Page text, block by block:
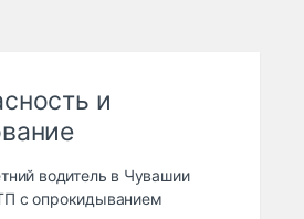
и
водитель в Чувашии
с опрокидыванием